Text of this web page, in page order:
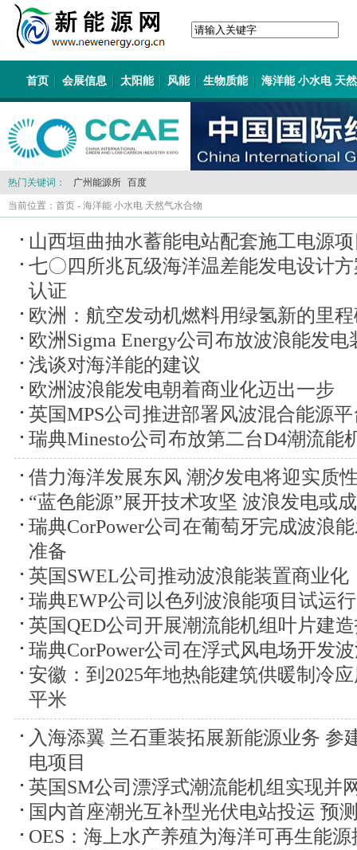
首页 会展信息 太阳能 风能 生物质能 海洋能 小水电 天
热门关键词： 广州能源所 百度
当前位置： 首页 - 海洋能 小水电 天然气水合物
山西垣曲抽水蓄能电站配套施工电源
七〇四所兆瓦级海洋温差能发电设计
认证
欧洲：航空发动机燃料用绿氢新的里
欧洲Sigma Energy公司布放波浪能发电
浅谈对海洋能的建议
欧洲波浪能发电朝着商业化迈出一步
英国MPS公司推进部署风波混合能源
瑞典Minesto公司布放第二台D4潮流能
借力海洋发展东风 潮汐发电将迎实质
“蓝色能源”展开技术攻坚 波浪发电或
瑞典CorPower公司在葡萄牙完成波浪
准备
英国SWEL公司推动波浪能装置商业化
瑞典EWP公司以色列波浪能项目试运行
英国QED公司开展潮流能机组叶片建
瑞典CorPower公司在浮式风电场开发
安徽：到2025年地热能建筑供暖制冷
平米
入海添翼 兰石重装拓展新能源业务 参
电项目
英国SM公司漂浮式潮流能机组实现并
国内首座潮光互补型光伏电站投运 预
OES：海上水产养殖为海洋可再生能